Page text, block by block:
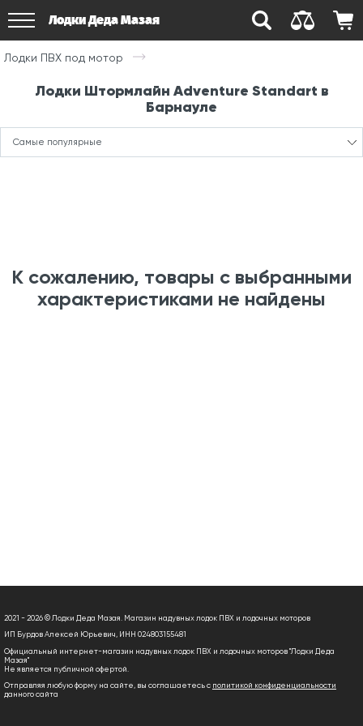
Лодки Деда Мазая
Лодки ПВХ под мотор
Лодки Штормлайн Adventure Standart в
Барнауле
Самые популярные
К сожалению, товары с выбранными
характеристиками не найдены
2021 - 2026 © Лодки Деда Мазая. Магазин надувных лодок ПВХ и лодочных моторов
ИП Бурдов Алексей Юрьевич, ИНН 024803155481
Официальный интернет-магазин надувных лодок ПВХ и лодочных моторов "Лодки Деда
Мазая"
Не является публичной офертой.
Отправляя любую форму на сайте, вы соглашаетесь с политикой конфиденциальности
данного сайта